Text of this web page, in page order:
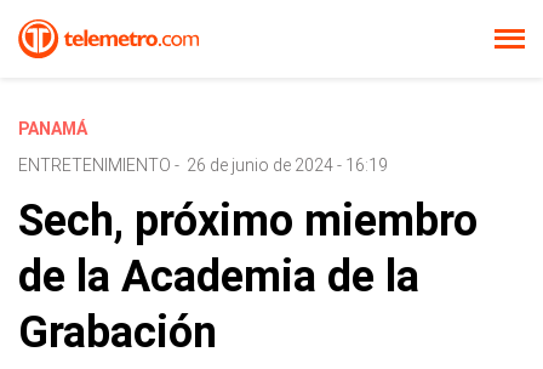
PANAMÁ
ENTRETENIMIENTO - 26 de junio de 2024 - 16:19
Sech, próximo miembro
de la Academia de la
Grabación